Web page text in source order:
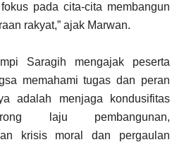
pada cita-cita membangun
rakyat,” ajak Marwan.
Saragih mengajak peserta
memahami tugas dan peran
adalah menjaga kondusifitas
laju pembangunan,
krisis moral dan pergaulan